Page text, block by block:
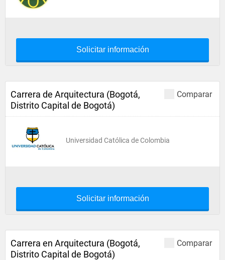
Solicitar información
Comparar
Carrera de Arquitectura (Bogotá,
Distrito Capital de Bogotá)
Universidad Católica de Colombia
Solicitar información
Comparar
Carrera en Arquitectura (Bogotá,
Distrito Capital de Bogotá)